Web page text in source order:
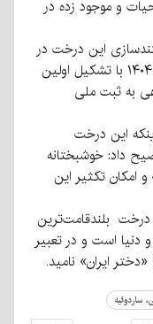
و موجود زده در
این درخت در
دست انجام است ادامه داد: در اوایل سال ۱۴۰۴ با تشکیل اولین
به ثبت ملی
این درخت
داد: خوشبختانه
امکان تکثیر این
درخت بلندقامت‌ترین
دنیا است و در تعبیر
ایران» نامید.
ساردوئیه